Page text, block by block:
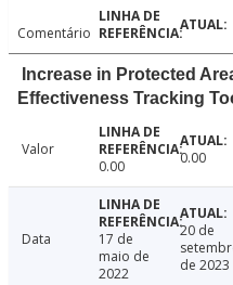
Comentário
Increase in Protected
Effectiveness Tracking
Valor
0.00
0.00
Data
17 de
maio de
2022
20 de
de 2023